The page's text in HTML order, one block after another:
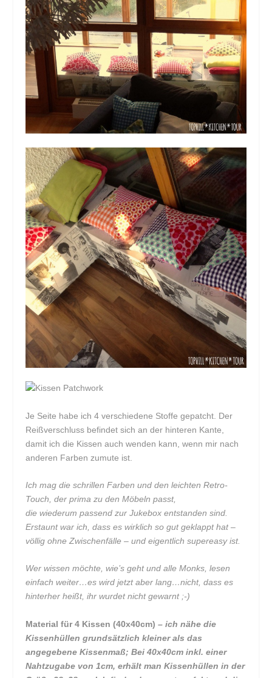
Je Seite habe ich 4 verschiedene Stoffe gepatcht. Der
Reißverschluss befindet sich an der hinteren Kante,
damit ich die Kissen auch wenden kann, wenn mir nach
anderen Farben zumute ist.
Ich mag die schrillen Farben und den leichten Retro-
Touch, der prima zu den Möbeln passt,
die wiederum passend zur Jukebox entstanden sind.
Erstaunt war ich, dass es wirklich so gut geklappt hat –
völlig ohne Zwischenfälle – und eigentlich supereasy ist.
Wer wissen möchte, wie’s geht und alle Monks, lesen
einfach weiter…es wird jetzt aber lang…nicht, dass es
hinterher heißt, ihr wurdet nicht gewarnt ;-)
Material für 4 Kissen (40x40cm)– ich nähe die
Kissenhüllen grundsätzlich kleiner als das
angegebene Kissenmaß; Bei 40x40cm inkl. einer
Nahtzugabe von 1cm, erhält man Kissenhüllen in der